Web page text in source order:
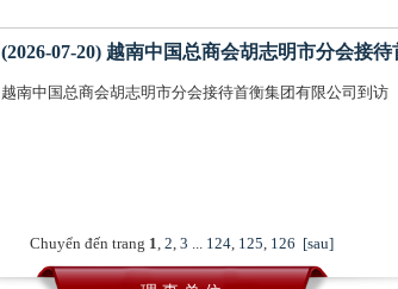
(2026-07-20) 越南中国总商会胡志明市分会接
越南中国总商会胡志明市分会接待首衡集团有限公司到访
Chuyển đến trang 1 2 3 124, 125 126 [sau]